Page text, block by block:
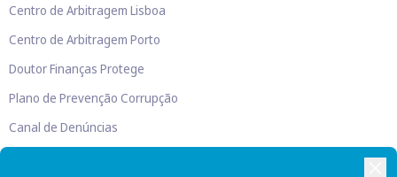
Centro de Arbitragem Lisboa
Centro de Arbitragem Porto
Doutor Finanças Protege
Plano de Prevenção Corrupção
Canal de Denúncias